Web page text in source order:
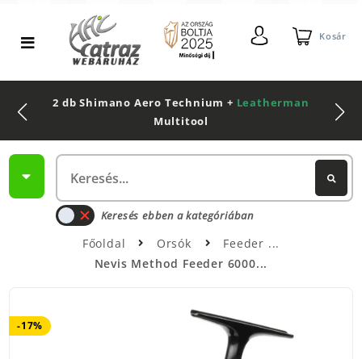
Kosár
2 db Shimano Aero Technium + Leatherman
Multitool
Keresés ebben a kategóriában
Főoldal Orsók
Feeder
Nevis Method Feeder 6000...
-17%